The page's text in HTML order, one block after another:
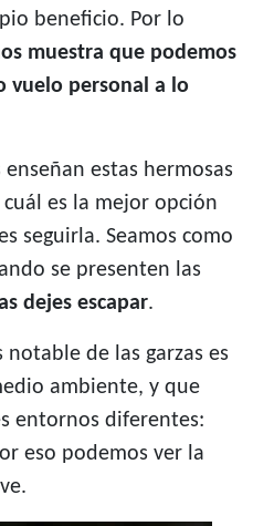
beneficio. Por lo
muestra que podemos
vuelo personal a lo
estas hermosas
cuál es la mejor opción
seguirla. Seamos como
se presenten las
dejes escapar.
notable de las garzas es
ambiente, y que
entornos diferentes:
eso podemos ver la